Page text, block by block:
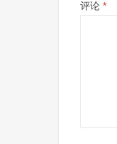
评论 *